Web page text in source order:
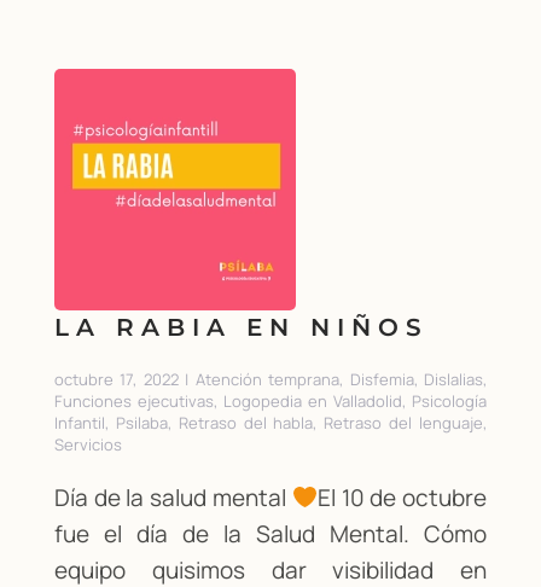
LA RABIA EN NIÑOS
octubre 17, 2022 | Atención temprana, Disfemia, Dislalias,
Funciones ejecutivas, Logopedia en Valladolid, Psicología
Infantil, Psilaba, Retraso del habla, Retraso del lenguaje,
Servicios
Día de la salud mental
El 10 de octubre
fue el día de la Salud Mental. Cómo
equipo quisimos dar visibilidad en